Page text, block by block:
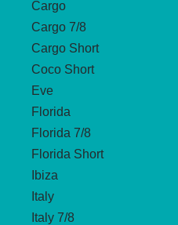
Cargo
Cargo 7/8
Cargo Short
Coco Short
Eve
Florida
Florida 7/8
Florida Short
Ibiza
Italy
Italy 7/8